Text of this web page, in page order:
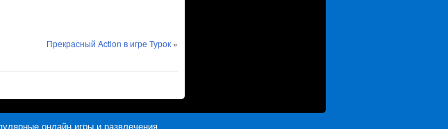
Прекрасный Action в игре Турок »
онлайн игры и развлечения